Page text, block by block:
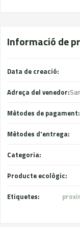
Informació de
Data de creació:
Adreça del venedor:
Mètodes de pagament:
Mètodes d'entrega:
Categoria:
Producte ecològic:
Etiquetes: